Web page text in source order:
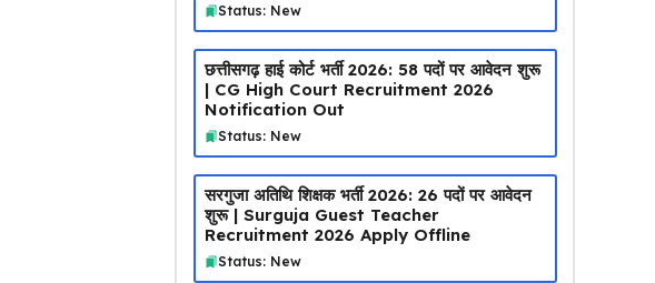
Status: New
छत्तीसगढ़ हाई कोर्ट भर्ती 2026: 58 पदों पर आवेदन शुरू
| CG High Court Recruitment 2026
Notification Out
Status: New
सरगुजा अतिथि शिक्षक भर्ती 2026: 26 पदों पर आवेदन
शुरू | Surguja Guest Teacher
Recruitment 2026 Apply Offline
Status: New